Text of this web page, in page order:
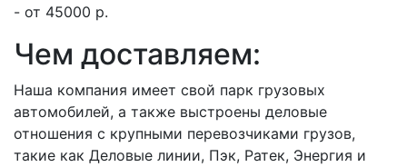
- от 45000 р.
Чем доставляем:
Наша компания имеет свой парк грузовых
автомобилей, а также выстроены деловые
отношения с крупными перевозчиками грузов,
такие как Деловые линии, Пэк, Ратек, Энергия и